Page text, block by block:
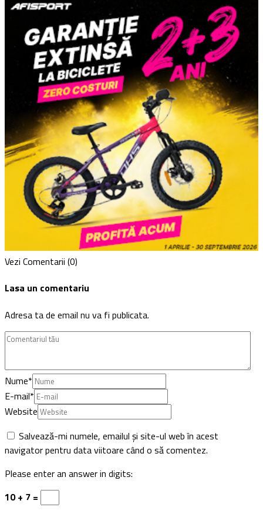
Vezi Comentarii (0)
Lasa un comentariu
Adresa ta de email nu va fi publicata.
Nume*
E-mail*
Website
Salvează-mi numele, emailul și site-ul web în acest
navigator pentru data viitoare când o să comentez.
Please enter an answer in digits:
10 + 7 =